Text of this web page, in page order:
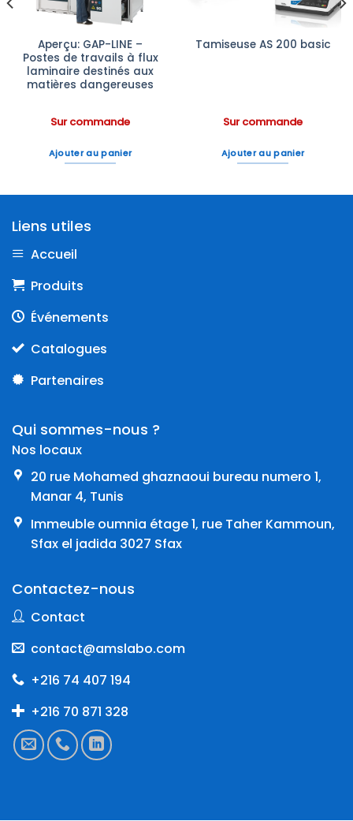
Aperçu: GAP-LINE –
Postes de travails à flux
laminaire destinés aux
matières dangereuses
Sur commande
Ajouter au panier
Tamiseuse AS 200 basic
Sur commande
Ajouter au panier
Liens utiles
Accueil
Produits
Événements
Catalogues
Partenaires
Qui sommes-nous ?
Nos locaux
20 rue Mohamed ghaznaoui bureau numero 1,
Manar 4, Tunis
Immeuble oumnia étage 1, rue Taher Kammoun,
Sfax el jadida 3027 Sfax
Contactez-nous
Contact
contact@amslabo.com
+216 74 407 194
+216 70 871 328